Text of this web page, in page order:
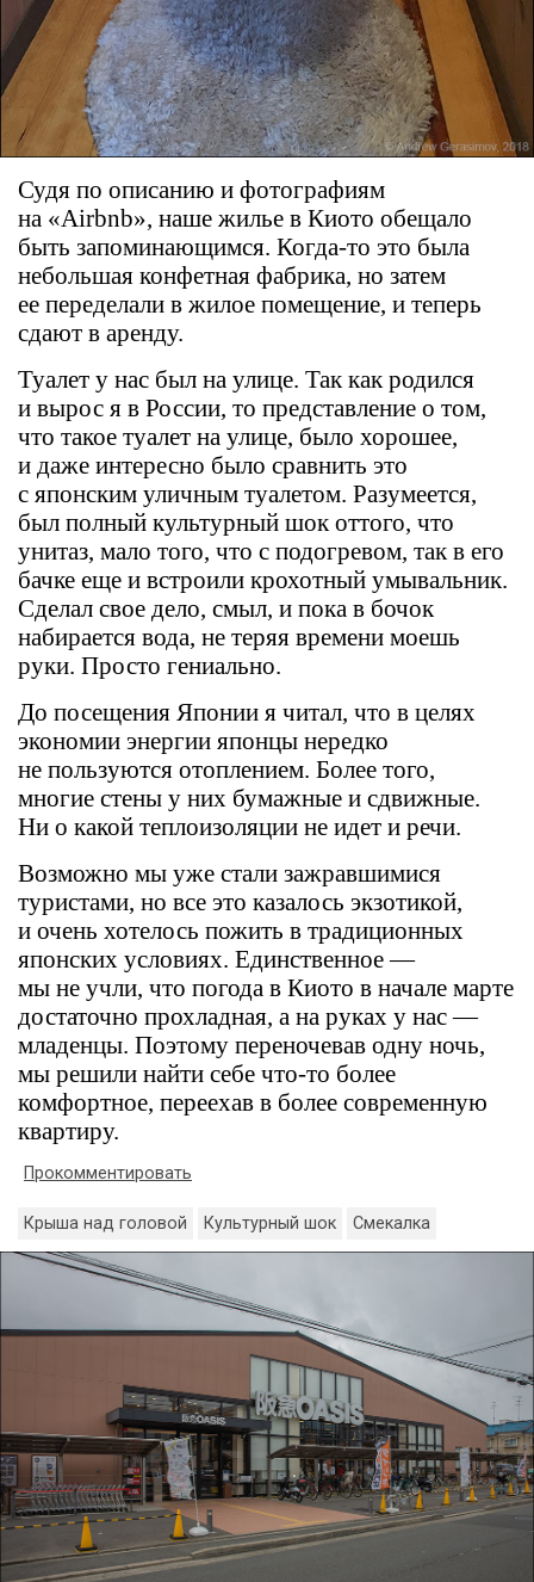
Судя по описанию и фотографиям
на «Airbnb», наше жилье в Киото обещало
быть запоминающимся. Когда-то это была
небольшая конфетная фабрика, но затем
ее переделали в жилое помещение, и теперь
сдают в аренду.
Туалет у нас был на улице. Так как родился
и вырос я в России, то представление о том,
что такое туалет на улице, было хорошее,
и даже интересно было сравнить это
с японским уличным туалетом. Разумеется,
был полный культурный шок оттого, что
унитаз, мало того, что с подогревом, так в его
бачке еще и встроили крохотный умывальник.
Сделал свое дело, смыл, и пока в бочок
набирается вода, не теряя времени моешь
руки. Просто гениально.
До посещения Японии я читал, что в целях
экономии энергии японцы нередко
не пользуются отоплением. Более того,
многие стены у них бумажные и сдвижные.
Ни о какой теплоизоляции не идет и речи.
Возможно мы уже стали зажравшимися
туристами, но все это казалось экзотикой,
и очень хотелось пожить в традиционных
японских условиях. Единственное —
мы не учли, что погода в Киото в начале марте
достаточно прохладная, а на руках у нас —
младенцы. Поэтому переночевав одну ночь,
мы решили найти себе что-то более
комфортное, переехав в более современную
квартиру.
Прокомментировать
Крыша над головой Культурный шок Смекалка